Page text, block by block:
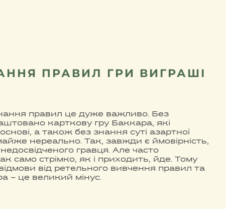
ПРАВИЛ ГРИ ВИГРАШІ
правил це дуже важливо. Без
карткову гру Баккара, які
а також без знання суті азартної
нереально. Так, завжди є ймовірність,
гравця. Але часто
само стрімко, як і приходить, йде. Тому
від ретельного вивчення правил та
– це великий мінус.